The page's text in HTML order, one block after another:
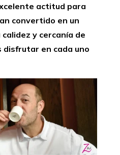
actitud para
convertido en un
y cercanía de
disfrutar en cada uno